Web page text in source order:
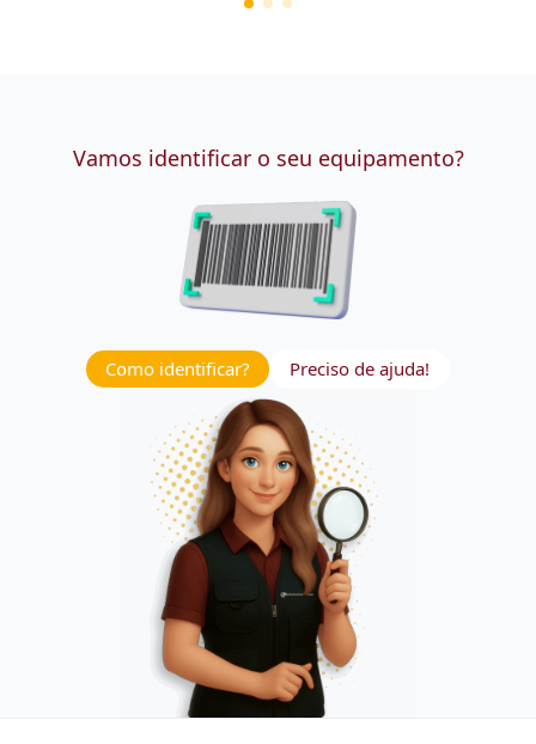
Vamos identificar o seu equipamento?
Como identificar? Preciso de ajuda!